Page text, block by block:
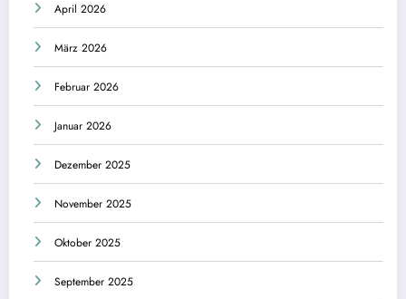
April 2026
März 2026
Februar 2026
Januar 2026
Dezember 2025
November 2025
Oktober 2025
September 2025